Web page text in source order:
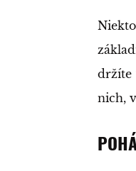
držíte
nich,